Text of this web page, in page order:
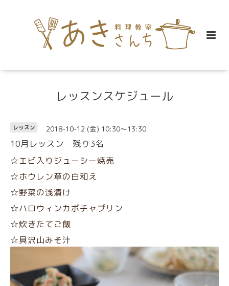
レッスンスケジュール
レッスン 2018-10-12 (金) 10:30～13:30
10月レッスン 残り3名
☆エビ入りジューシー焼売
☆ホウレン草の白和え
☆野菜の浅漬け
☆ハロウィンカボチャプリン
☆炊きたてご飯
☆具沢山みそ汁